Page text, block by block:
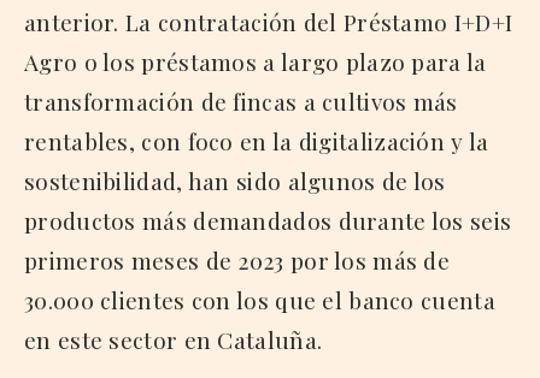
anterior. La contratación del Préstamo I+D+I
Agro o los préstamos a largo plazo para la
transformación de fincas a cultivos más
rentables, con foco en la digitalización y la
sostenibilidad, han sido algunos de los
productos más demandados durante los seis
primeros meses de 2023 por los más de
30.000 clientes con los que el banco cuenta
en este sector en Cataluña.